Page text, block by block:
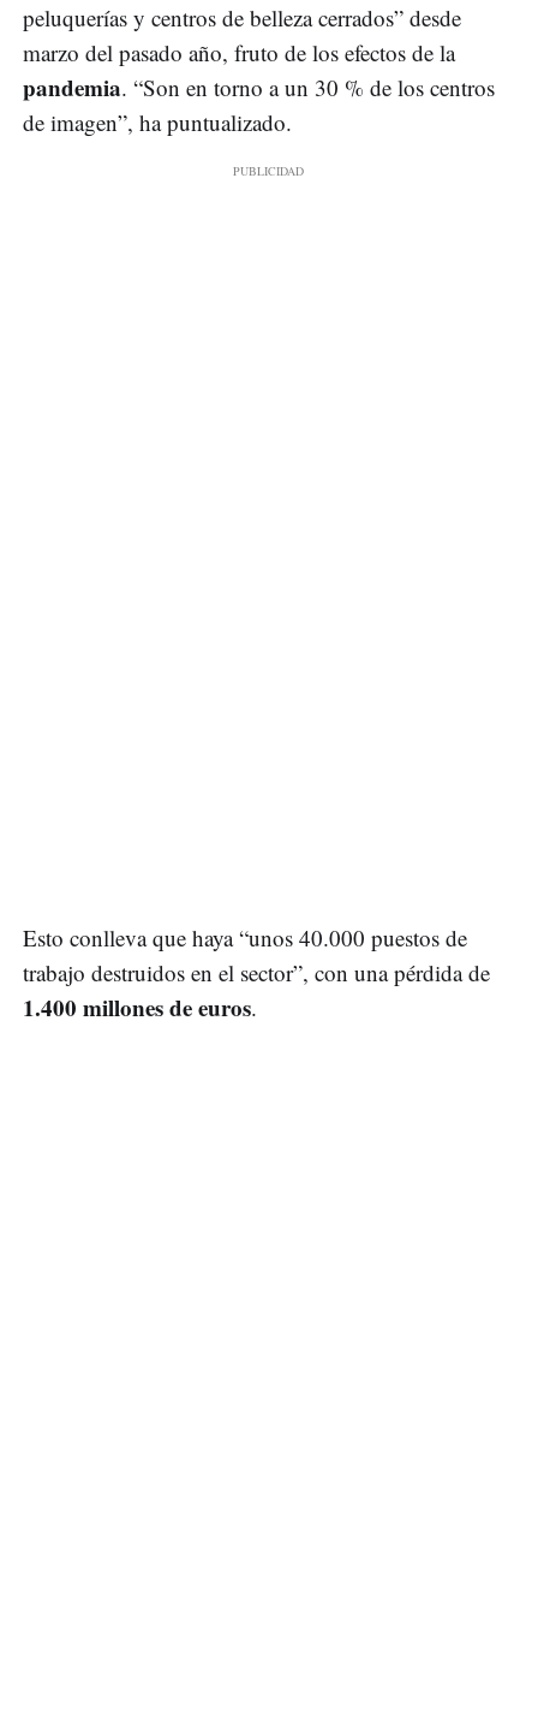
peluquerías y centros de belleza cerrados” desde
marzo del pasado año, fruto de los efectos de la
pandemia. “Son en torno a un 30 % de los centros
de imagen”, ha puntualizado.
Esto conlleva que haya “unos 40.000 puestos de
trabajo destruidos en el sector”, con una pérdida de
1.400 millones de euros.